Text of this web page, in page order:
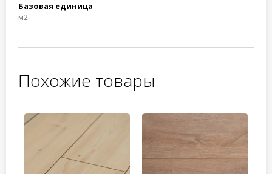
Базовая единица
м2
Похожие товары